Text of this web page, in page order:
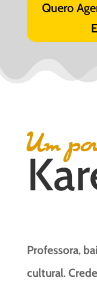
Quero
Um
Professora,
cultural.